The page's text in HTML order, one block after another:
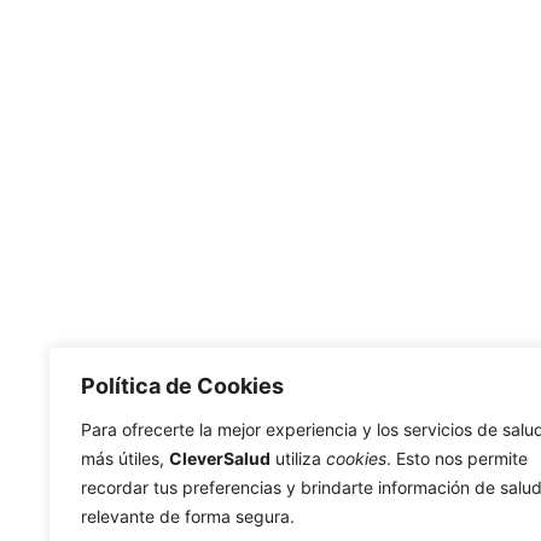
Política de Cookies
Para ofrecerte la mejor experiencia y los servicios de
más útiles, CleverSalud utiliza cookies. Esto nos permite
recordar tus preferencias y brindarte información de salud
relevante de forma segura.